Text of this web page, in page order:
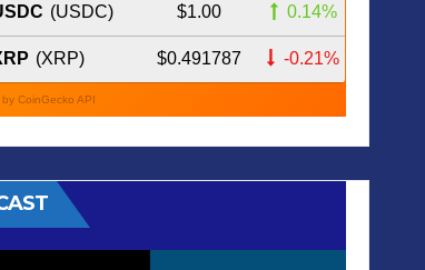
(USDC) $1.00 0.14%
(XRP) $0.491787 -0.21%
CoinGecko API